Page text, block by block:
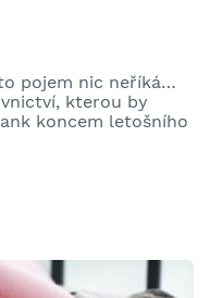
pojem nic neříká…
kterou by
koncem letošního